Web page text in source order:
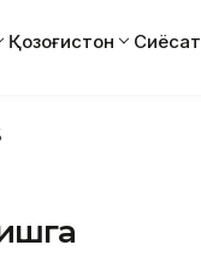
Қозоғистон Сиёсат